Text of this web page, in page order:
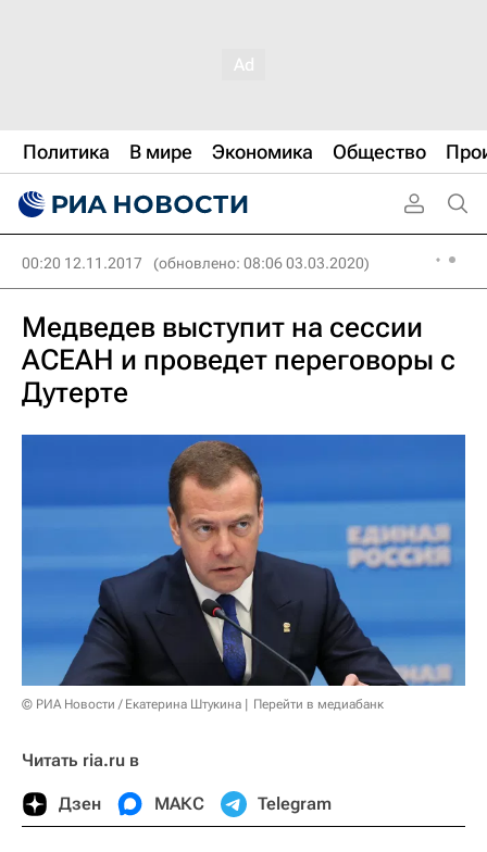
Политика В мире Экономика Общество
00:20 12.11.2017 (обновлено: 08:06 03.03.2020)
Медведев выступит на сессии
АСЕАН и проведет переговоры с
Дутерте
© РИА Новости / Екатерина Штукина Перейти в медиабанк
Читать ria.ru в
Дзен МАКС Telegram